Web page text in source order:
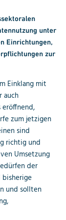
unter
Einrichtungen,
zur
Einklang mit
auch
eröffnend,
zum jetzigen
sind
richtig und
Umsetzung
der
bisherige
und sollten